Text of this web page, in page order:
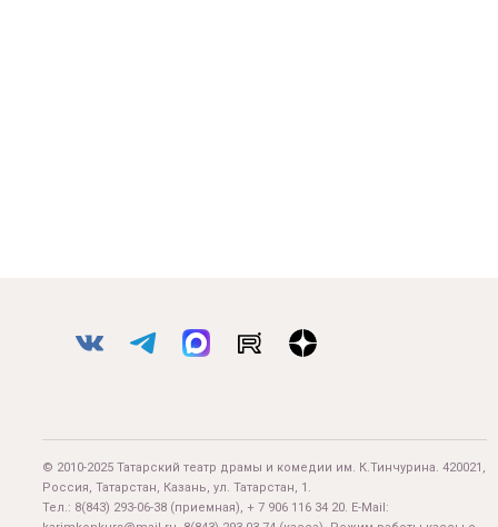
© 2010-2025 Татарский театр драмы и комедии им. К.Тинчурина. 420021,
Россия, Татарстан, Казань, ул. Татарстан, 1.
Тел.: 8(843) 293-06-38 (приемная), + 7 906 116 34 20. E-Mail: